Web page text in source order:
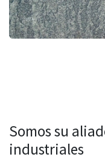
Somos su
industriales